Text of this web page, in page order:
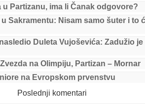
u Partizanu, ima li Čanak odgovore?
u Sakramentu: Nisam samo šuter i to
Duleta Vujoševića: Zadužio je
na Olimpiju, Partizan – Mornar
na Evropskom prvenstvu
Poslednji komentari